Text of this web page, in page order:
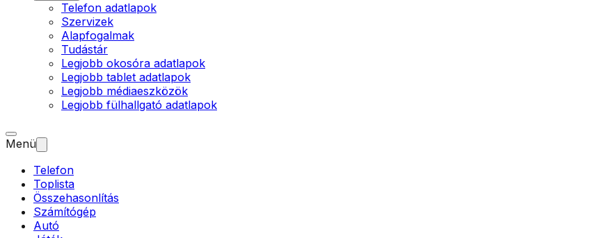
Telefon adatlapok
Szervizek
Alapfogalmak
Tudástár
Legjobb okosóra adatlapok
Legjobb tablet adatlapok
Legjobb médiaeszközök
Legjobb fülhallgató adatlapok
Menü
Telefon
Toplista
Összehasonlítás
Számítógép
Autó